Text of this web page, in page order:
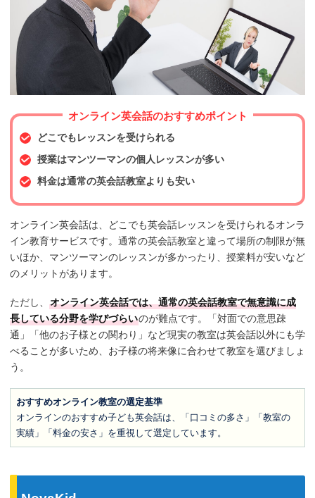
オンライン英会話のおすすめポイント
どこでもレッスンを受けられる
授業はマンツーマンの個人レッスンが多い
料金は通常の英会話教室よりも安い
オンライン英会話は、どこでも英会話レッスンを受けられるオンラ
イン教育サービスです。通常の英会話教室と違って場所の制限が無
いほか、マンツーマンのレッスンが多かったり、授業料が安いなど
のメリットがあります。
ただし、 オンライン英会話では、通常の英会話教室で無意識に成
長している分野を学びづらいのが難点です。「対面での意思疎
通」「他のお子様との関わり」など現実の教室は英会話以外にも学
べることが多いため、お子様の将来像に合わせて教室を選びましょ
う。
おすすめオンライン教室の選定基準
オンラインのおすすめ子ども英会話は、「口コミの多さ」「教室の
実績」「料金の安さ」を重視して選定しています。